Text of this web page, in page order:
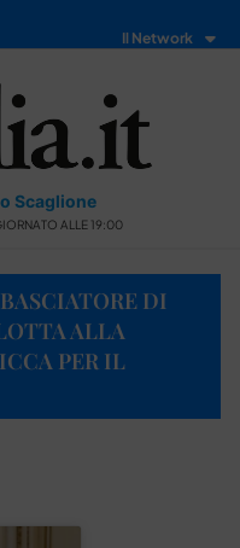
Il Network
Scaglione
ALLE 19:00
DI
ALLA
PER IL